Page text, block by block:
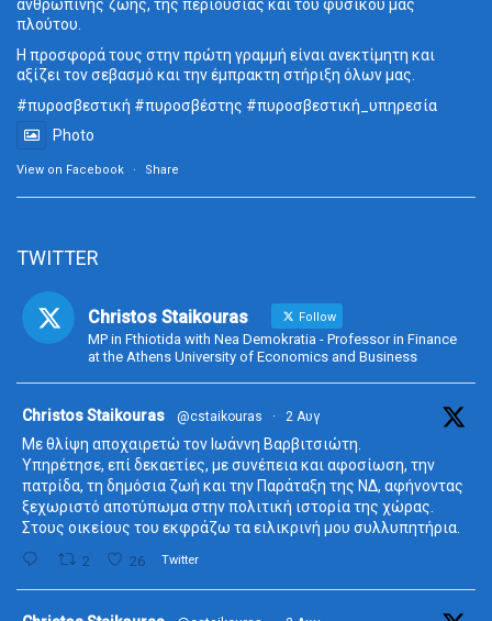
ανθρώπινης ζωής, της περιουσίας και του φυσικού μας
πλούτου.
Η προσφορά τους στην πρώτη γραμμή είναι ανεκτίμητη και
αξίζει τον σεβασμό και την έμπρακτη στήριξη όλων μας.
#πυροσβεστική #πυροσβέστης #πυροσβεστική_ υπηρεσία
Photo
View on Facebook · Share
TWITTER
Christos Staikouras Follow
MP in Fthiotida with Nea Demokratia - Professor in Finance
at the Athens University of Economics and Business
Christos Staikouras @cstaikouras · 2 Αυγ
Με θλίψη αποχαιρετώ τον Ιωάννη Βαρβιτσιώτη.
Υπηρέτησε, επί δεκαετίες, με συνέπεια και αφοσίωση, την
πατρίδα, τη δημόσια ζωή και την Παράταξη της ΝΔ, αφήνοντας
ξεχωριστό αποτύπωμα στην πολιτική ιστορία της χώρας.
Στους οικείους του εκφράζω τα ειλικρινή μου συλλυπητήρια.
2 26 Twitter